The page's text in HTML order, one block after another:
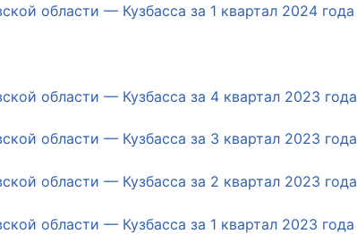
области — Кузбасса за 1 квартал 2024 года
области — Кузбасса за 4 квартал 2023 года
области — Кузбасса за 3 квартал 2023 года
области — Кузбасса за 2 квартал 2023 года
области — Кузбасса за 1 квартал 2023 года